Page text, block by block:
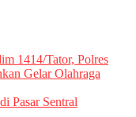
1414/Tator, Polres
Gelar Olahraga
Pasar Sentral